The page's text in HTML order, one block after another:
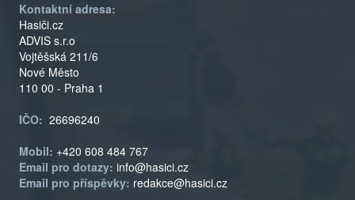
Kontaktní adresa:
Hasiči.cz
ADVIS s.r.o
Vojtěšská 211/6
Nové Město
110 00 - Praha 1
IČO: 26696240
Mobil: +420 608 484 767
Email pro dotazy: info@hasici.cz
Email pro příspěvky: redakce@hasici.cz